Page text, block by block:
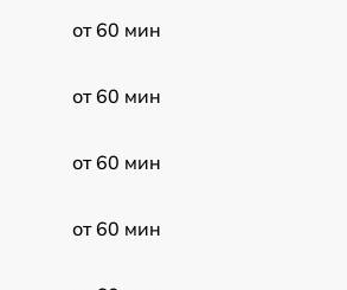
от 60 мин
от 60 мин
от 60 мин
от 60 мин